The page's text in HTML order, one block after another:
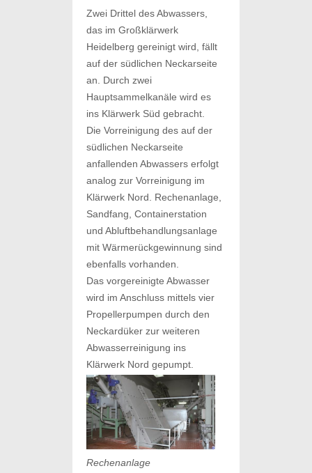
Zwei Drittel des Abwassers,
das im Großklärwerk
Heidelberg gereinigt wird, fällt
auf der südlichen Neckarseite
an. Durch zwei
Hauptsammelkanäle wird es
ins Klärwerk Süd gebracht.
Die Vorreinigung des auf der
südlichen Neckarseite
anfallenden Abwassers erfolgt
analog zur Vorreinigung im
Klärwerk Nord. Rechenanlage,
Sandfang, Containerstation
und Abluftbehandlungsanlage
mit Wärmerückgewinnung sind
ebenfalls vorhanden.
Das vorgereinigte Abwasser
wird im Anschluss mittels vier
Propellerpumpen durch den
Neckardüker zur weiteren
Abwasserreinigung ins
Klärwerk Nord gepumpt.
Rechenanlage